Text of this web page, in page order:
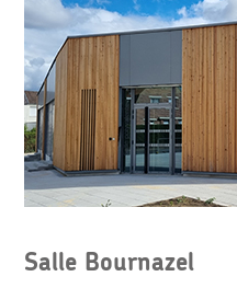
Salle Bournazel